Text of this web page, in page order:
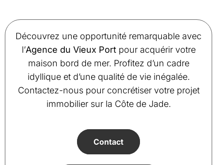
Découvrez une opportunité remarquable avec
l’Agence du Vieux Portpour acquérir votre
maison bord de mer. Profitez d’un cadre
idyllique et d’une qualité de vie inégalée.
Contactez-nous pour concrétiser votre projet
immobilier sur la Côte de Jade.
Contact